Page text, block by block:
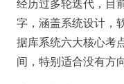
经历过多轮迭代，目
字，涵盖系统设计，
据库系统六大核心考
间，特别适合没有方